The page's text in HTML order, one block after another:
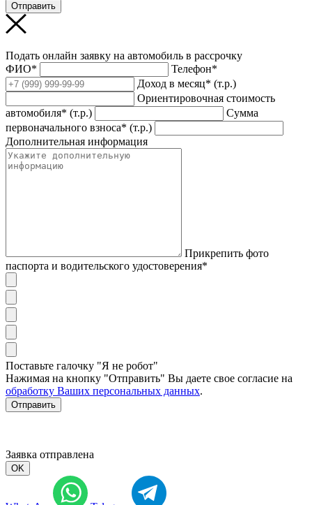
Отправить
Подать онлайн заявку на автомобиль в рассрочку
ФИО*
Телефон*
Доход в месяц* (т.р.)
Ориентировочная стоимость
автомобиля* (т.р.)
Сумма
первоначального взноса* (т.р.)
Дополнительная информация
Прикрепить фото
паспорта и водительского удостоверения*
Поставьте галочку "Я не робот"
Нажимая на кнопку "Отправить" Вы даете свое согласие на
обработку Ваших персональных данных.
Отправить
Заявка отправлена
OK